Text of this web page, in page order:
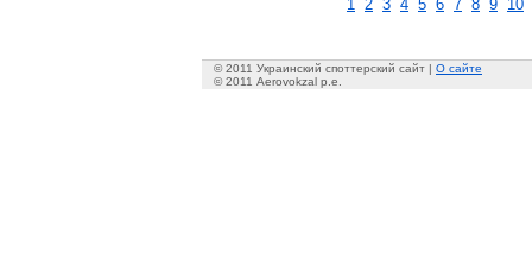
1 2 3 4 5 6 7 8 9 10
© 2011 Украинский споттерский сайт | О сайте
© 2011 Aerovokzal p.e.